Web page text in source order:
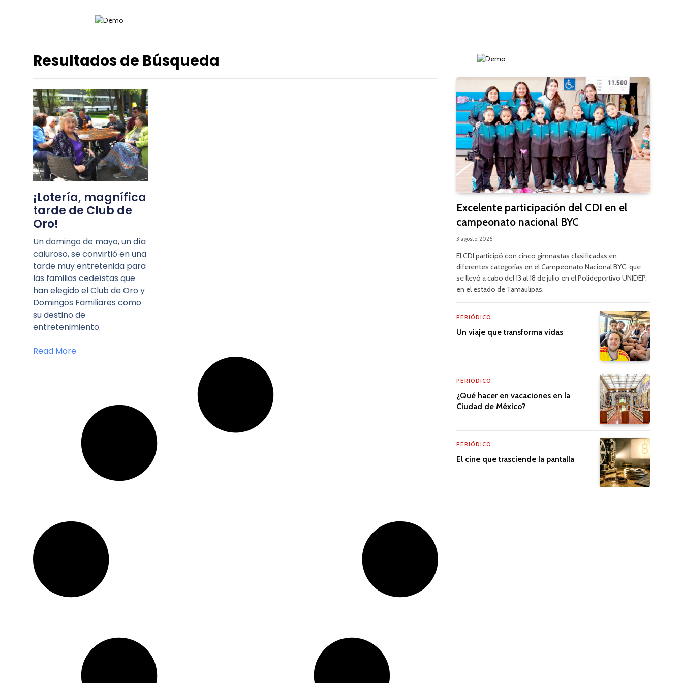
Resultados de Búsqueda
¡Lotería, magnífica
tarde de Club de
Oro!
Un domingo de mayo, un día
caluroso, se convirtió en una
tarde muy entretenida para
las familias cedeístas que
han elegido el Club de Oro y
Domingos Familiares como
su destino de
entretenimiento.
Read More
Excelente participación del CDI en el
campeonato nacional BYC
3 agosto, 2026
El CDI participó con cinco gimnastas clasificadas en
diferentes categorías en el Campeonato Nacional BYC, que
se llevó a cabo del 13 al 18 de julio en el Polideportivo UNIDEP,
en el estado de Tamaulipas.
PERIÓDICO
Un viaje que transforma vidas
PERIÓDICO
¿Qué hacer en vacaciones en la
Ciudad de México?
PERIÓDICO
El cine que trasciende la pantalla